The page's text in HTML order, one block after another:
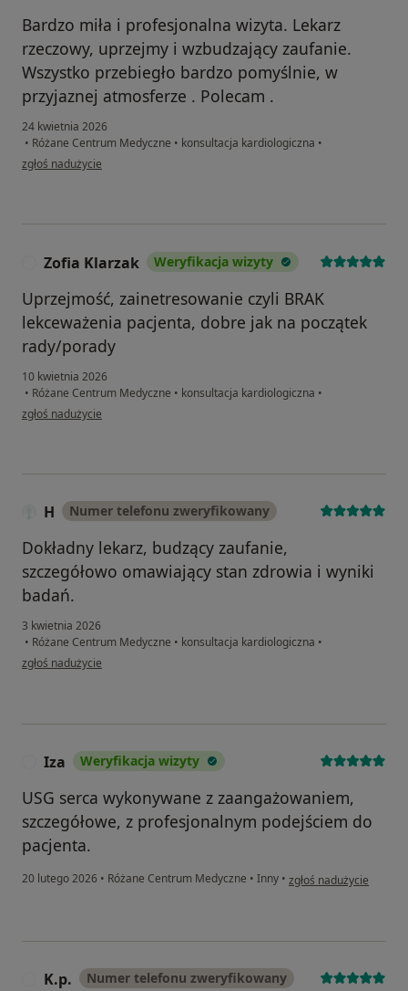
Bardzo miła i profesjonalna wizyta. Lekarz
rzeczowy, uprzejmy i wzbudzający zaufanie.
Wszystko przebiegło bardzo pomyślnie, w
przyjaznej atmosferze . Polecam .
24 kwietnia 2026
• Różane Centrum Medyczne • konsultacja kardiologiczna •
w opinii użytkownika KM
zgłoś nadużycie
Zofia Klarzak Weryfikacja wizyty
Uprzejmość, zainetresowanie czyli BRAK
lekceważenia pacjenta, dobre jak na początek
rady/porady
10 kwietnia 2026
• Różane Centrum Medyczne • konsultacja kardiologiczna •
w opinii użytkownika Zofia Klarzak
zgłoś nadużycie
H Numer telefonu zweryfikowany
Dokładny lekarz, budzący zaufanie,
szczegółowo omawiający stan zdrowia i wyniki
badań.
3 kwietnia 2026
• Różane Centrum Medyczne • konsultacja kardiologiczna •
w opinii użytkownika H
zgłoś nadużycie
Iza Weryfikacja wizyty
USG serca wykonywane z zaangażowaniem,
szczegółowe, z profesjonalnym podejściem do
pacjenta.
20 lutego 2026 • Różane Centrum Medyczne • Inny • w opinii użytkownika Iza
zgłoś nadużycie
K.p. Numer telefonu zweryfikowany